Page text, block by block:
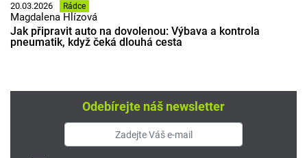
20.03.2026 Rádce
Magdalena Hlízová
Jak připravit auto na dovolenou: Výbava a kontrola
pneumatik, když čeká dlouhá cesta
Odebírejte náš newsletter